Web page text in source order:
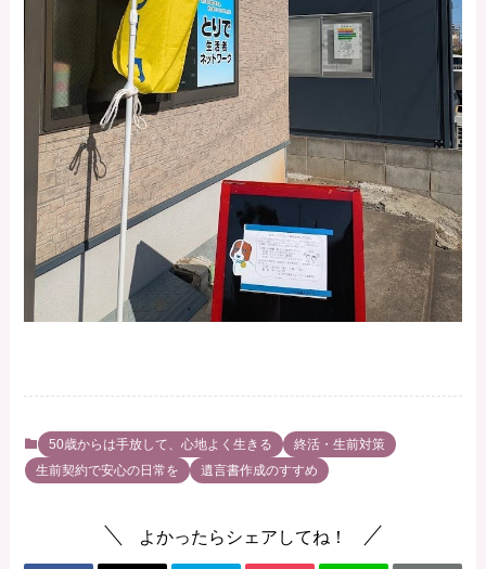
50歳からは手放して、心地よく生きる
終活・生前対策
生前契約で安心の日常を
遺言書作成のすすめ
よかったらシェアしてね！